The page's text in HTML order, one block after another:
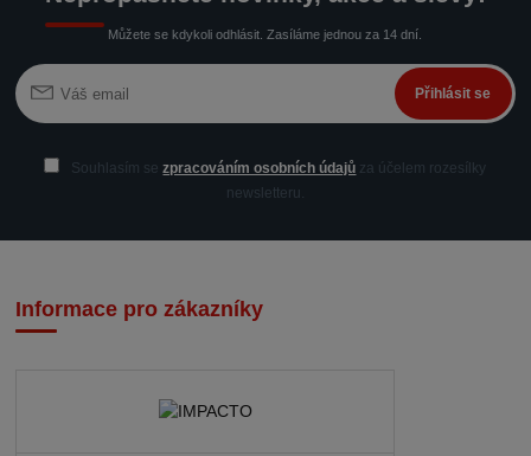
Můžete se kdykoli odhlásit. Zasíláme jednou za 14 dní.
Přihlásit se
Souhlasím sezpracováním osobních údajů za účelem rozesílky
newsletteru.
Informace pro zákazníky